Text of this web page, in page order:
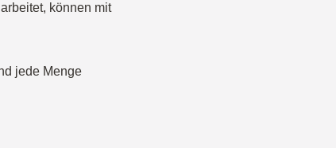
können mit
jede Menge